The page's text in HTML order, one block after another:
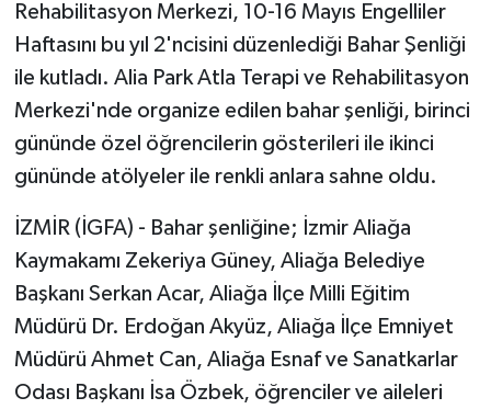
Rehabilitasyon Merkezi, 10-16 Mayıs Engelliler
Haftasını bu yıl 2'ncisini düzenlediği Bahar Şenliği
ile kutladı. Alia Park Atla Terapi ve Rehabilitasyon
Merkezi'nde organize edilen bahar şenliği, birinci
gününde özel öğrencilerin gösterileri ile ikinci
gününde atölyeler ile renkli anlara sahne oldu.
İZMİR (İGFA) - Bahar şenliğine; İzmir Aliağa
Kaymakamı Zekeriya Güney, Aliağa Belediye
Başkanı Serkan Acar, Aliağa İlçe Milli Eğitim
Müdürü Dr. Erdoğan Akyüz, Aliağa İlçe Emniyet
Müdürü Ahmet Can, Aliağa Esnaf ve Sanatkarlar
Odası Başkanı İsa Özbek, öğrenciler ve aileleri